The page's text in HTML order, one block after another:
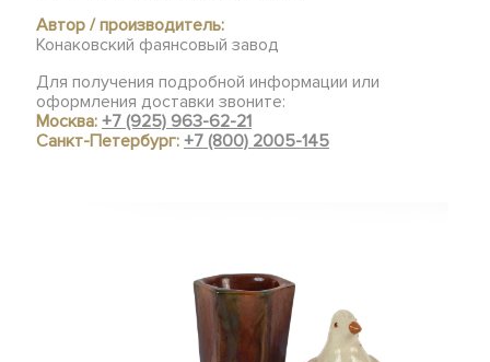
Автор / производитель:
Конаковский фаянсовый завод
Для получения подробной информации или
оформления доставки звоните:
Москва:+7 (925) 963-62-21
Санкт-Петербург:+7 (800) 2005-145